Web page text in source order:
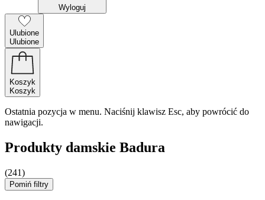
Wyloguj
Ulubione
Ulubione
Koszyk
Koszyk
Ostatnia pozycja w menu. Naciśnij klawisz Esc, aby powrócić do
nawigacji.
Produkty damskie Badura
(241)
Pomiń filtry